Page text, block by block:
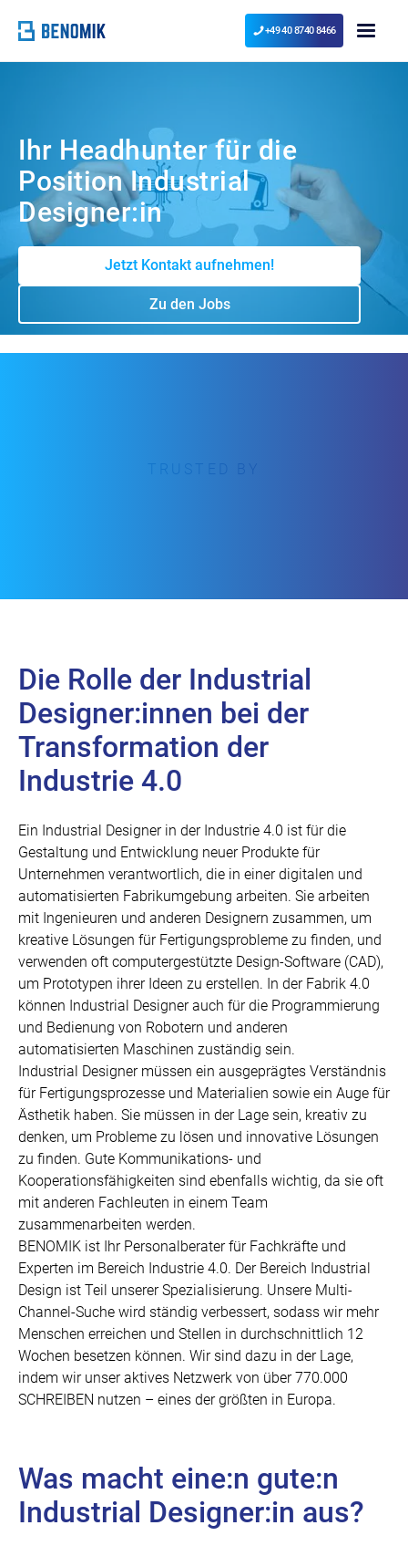
+49 40 8740 8466
Ihr Headhunter für die
Position Industrial
Designer:in
Jetzt Kontakt aufnehmen!
Zu den Jobs
Die Rolle der Industrial
Designer:innen bei der
Transformation der
Industrie 4.0
Ein Industrial Designer in der Industrie 4.0 ist für die
Gestaltung und Entwicklung neuer Produkte für
Unternehmen verantwortlich, die in einer digitalen und
automatisierten Fabrikumgebung arbeiten. Sie arbeiten
mit Ingenieuren und anderen Designern zusammen, um
kreative Lösungen für Fertigungsprobleme zu finden, und
verwenden oft computergestützte Design-Software (CAD),
um Prototypen ihrer Ideen zu erstellen. In der Fabrik 4.0
können Industrial Designer auch für die Programmierung
und Bedienung von Robotern und anderen
automatisierten Maschinen zuständig sein.
Industrial Designer müssen ein ausgeprägtes Verständnis
für Fertigungsprozesse und Materialien sowie ein Auge für
Ästhetik haben. Sie müssen in der Lage sein, kreativ zu
denken, um Probleme zu lösen und innovative Lösungen
zu finden. Gute Kommunikations- und
Kooperationsfähigkeiten sind ebenfalls wichtig, da sie oft
mit anderen Fachleuten in einem Team
zusammenarbeiten werden.
BENOMIK ist Ihr Personalberater für Fachkräfte und
Experten im Bereich Industrie 4.0. Der Bereich Industrial
Design ist Teil unserer Spezialisierung. Unsere Multi-
Channel-Suche wird ständig verbessert, sodass wir mehr
Menschen erreichen und Stellen in durchschnittlich 12
Wochen besetzen können. Wir sind dazu in der Lage,
indem wir unser aktives Netzwerk von über 770.000
SCHREIBEN nutzen – eines der größten in Europa.
Was macht eine:n gute:n
Industrial Designer:in aus?